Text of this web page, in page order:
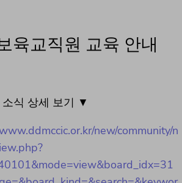
육교직원 교육 안내
소식 상세 보기 ▼
new/community/n